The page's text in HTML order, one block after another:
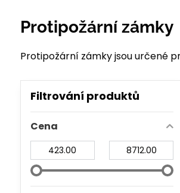
Protipožární zámky
Protipožární zámky jsou určené
Filtrování produktů
Cena